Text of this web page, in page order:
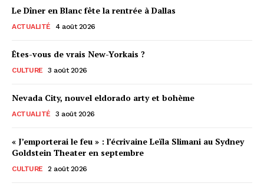
Le Dîner en Blanc fête la rentrée à Dallas
ACTUALITÉ 4 août 2026
Êtes-vous de vrais New-Yorkais ?
CULTURE 3 août 2026
Nevada City, nouvel eldorado arty et bohème
ACTUALITÉ 3 août 2026
« J’emporterai le feu » : l’écrivaine Leïla Slimani au Sydney
Goldstein Theater en septembre
CULTURE 2 août 2026